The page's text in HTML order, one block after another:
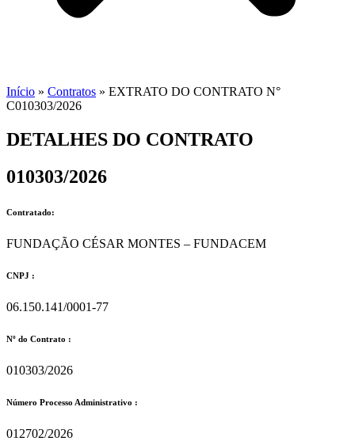
Início » Contratos » EXTRATO DO CONTRATO N°
C010303/2026
DETALHES DO CONTRATO​
010303/2026
Contratado:
FUNDAÇÃO CÉSAR MONTES – FUNDACEM
CNPJ :
06.150.141/0001-77
Nº do Contrato :
010303/2026
Número Processo Administrativo :
012702/2026